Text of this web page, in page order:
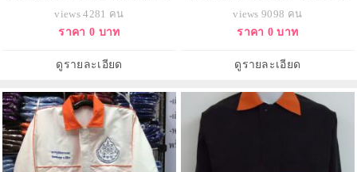
ลม Jacket sport +แจ็คเก็ตใส่วิ่งออก
กำลังกาย 063-632-6441
views 4281 คน
ราคา 0 บาท
ดูรายละเอียด
views 9098 คน
ราคา 0 บาท
ดูรายละเอียด